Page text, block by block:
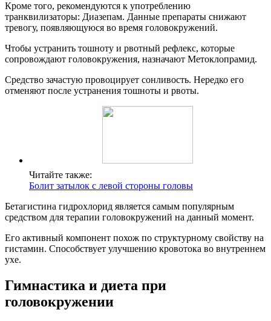
Кроме того, рекомендуются к употреблению
транквилизаторы: Диазепам. Данные препараты снижают
тревогу, появляющуюся во время головокружений.
Чтобы устранить тошноту и рвотный рефлекс, которые
сопровождают головокружения, назначают Метоклопрамид.
Средство зачастую провоцирует сонливость. Нередко его
отменяют после устранения тошноты и рвоты.
Читайте также:
Болит затылок с левой стороны головы
Бетагистина гидрохлорид является самым популярным
средством для терапии головокружений на данный момент.
Его активный компонент похож по структурному свойству на
гистамин. Способствует улучшению кровотока во внутреннем
ухе.
Гимнастика и диета при
головокружении